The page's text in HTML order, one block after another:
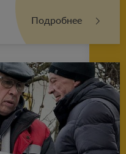
Подробнее